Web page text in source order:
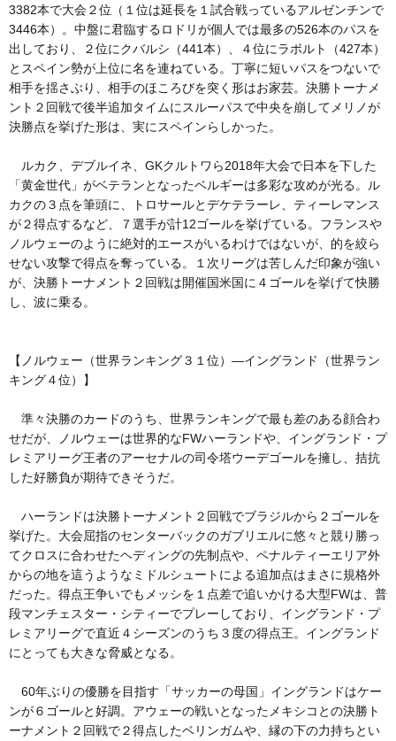
3382本で大会２位（１位は延長を１試合戦っているアルゼンチンで
3446本）。中盤に君臨するロドリが個人では最多の526本のパスを
出しており、２位にクバルシ（441本）、４位にラポルト（427本）
とスペイン勢が上位に名を連ねている。丁寧に短いパスをつないで
相手を揺さぶり、相手のほころびを突く形はお家芸。決勝トーナメ
ント２回戦で後半追加タイムにスルーパスで中央を崩してメリノが
決勝点を挙げた形は、実にスペインらしかった。
ルカク、デブルイネ、GKクルトワら2018年大会で日本を下した
「黄金世代」がベテランとなったベルギーは多彩な攻めが光る。ル
カクの３点を筆頭に、トロサールとデケテラーレ、ティーレマンス
が２得点するなど、７選手が計12ゴールを挙げている。フランスや
ノルウェーのように絶対的エースがいるわけではないが、的を絞ら
せない攻撃で得点を奪っている。１次リーグは苦しんだ印象が強い
が、決勝トーナメント２回戦は開催国米国に４ゴールを挙げて快勝
し、波に乗る。
【ノルウェー（世界ランキング３１位）―イングランド（世界ラン
キング４位）】
準々決勝のカードのうち、世界ランキングで最も差のある顔合わ
せだが、ノルウェーは世界的なFWハーランドや、イングランド・プ
レミアリーグ王者のアーセナルの司令塔ウーデゴールを擁し、拮抗
した好勝負が期待できそうだ。
ハーランドは決勝トーナメント２回戦でブラジルから２ゴールを
挙げた。大会屈指のセンターバックのガブリエルに悠々と競り勝っ
てクロスに合わせたヘディングの先制点や、ペナルティーエリア外
からの地を這うようなミドルシュートによる追加点はまさに規格外
だった。得点王争いでもメッシを１点差で追いかける大型FWは、普
段マンチェスター・シティーでプレーしており、イングランド・プ
レミアリーグで直近４シーズンのうち３度の得点王。イングランド
にとっても大きな脅威となる。
60年ぶりの優勝を目指す「サッカーの母国」イングランドはケー
ンが６ゴールと好調。アウェーの戦いとなったメキシコとの決勝ト
ーナメント２回戦で２得点したベリンガムや、縁の下の力持ちとい